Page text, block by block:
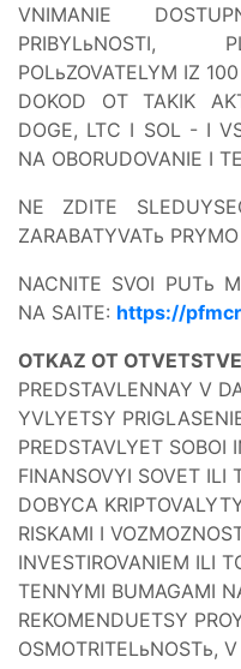
VNIMANIE
PRIBYLьNOSTI,
POLьZOVATELYM IZ
DOKOD OT TAKIK
DOGE, LTC I SOL - I
NA OBORUDOVANIE I
NE ZDITE
ZARABATYVATь
NACNITE SVOI PUTь
NA SAITE: https://
OTKAZ OT
PREDSTAVLENNAY V
YVLYETSY
PREDSTAVLYET SOBOI
FINANSOVYI SOVET ILI
DOBYCA
RISKAMI I
INVESTIROVANIEM ILI
TENNYMI BUMAGAMI
REKOMENDUETSY
OSMOTRITELьNOSTь,